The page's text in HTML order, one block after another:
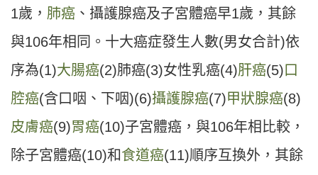
1歲， 肺癌 、攝護腺癌及子宮體癌早1歲，其餘
與106年相同。十大癌症發生人數(男女合計)依
序為(1)大腸癌(2)肺癌(3)女性乳癌(4)肝癌(5) 口
腔癌(含口咽、下咽)(6)攝護腺癌(7)甲狀腺癌(8)
皮膚癌(9)胃癌(10)子宮體癌，與106年相比較，
除子宮體癌(10)和食道癌(11)順序互換外，其餘